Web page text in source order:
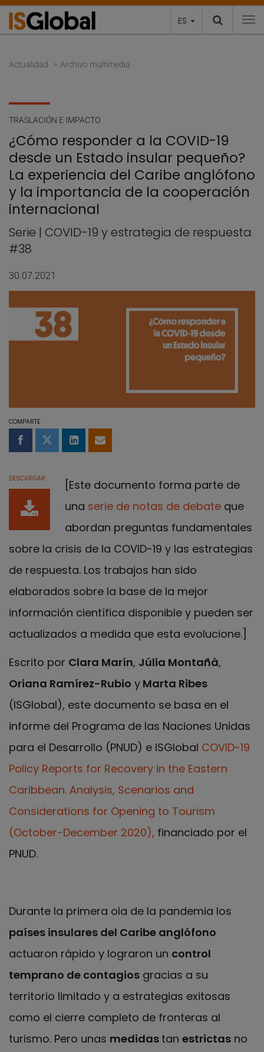
ES
Actualidad Archivo multimedia
TRASLACIÓN E IMPACTO
¿Cómo responder a la COVID-19
desde un Estado insular pequeño?
La experiencia del Caribe anglófono
y la importancia de la cooperación
internacional
Serie | COVID-19 y estrategia de respuesta
#38
30.07.2021
COMPARTE
Compartir en Facebook
Compartir en Twitter
Compartir en LinkedIn
Compartir por email
DESCARGAR
[Este documento forma parte de
una serie de notas de debate que
abordan preguntas fundamentales
sobre la crisis de la COVID-19 y las estrategias
de respuesta. Los trabajos han sido
elaborados sobre la base de la mejor
información científica disponible y pueden ser
actualizados a medida que esta evolucione.]
Escrito por Clara Marín, Júlia Montañà,
Oriana Ramírez-Rubio y Marta Ribes
(ISGlobal), este documento se basa en el
informe del Programa de las Naciones Unidas
para el Desarrollo (PNUD) e ISGlobal COVID-19
Policy Reports for Recovery in the Eastern
Caribbean. Analysis, Scenarios and
Considerations for Opening to Tourism
(October-December 2020), financiado por el
PNUD.
Durante la primera ola de la pandemia los
países insulares del Caribe anglófono
actuaron rápido y lograron un control
temprano de contagios gracias a su
territorio limitado y a estrategias exitosas
como el cierre completo de fronteras al
turismo. Pero unas medidas tan estrictas no